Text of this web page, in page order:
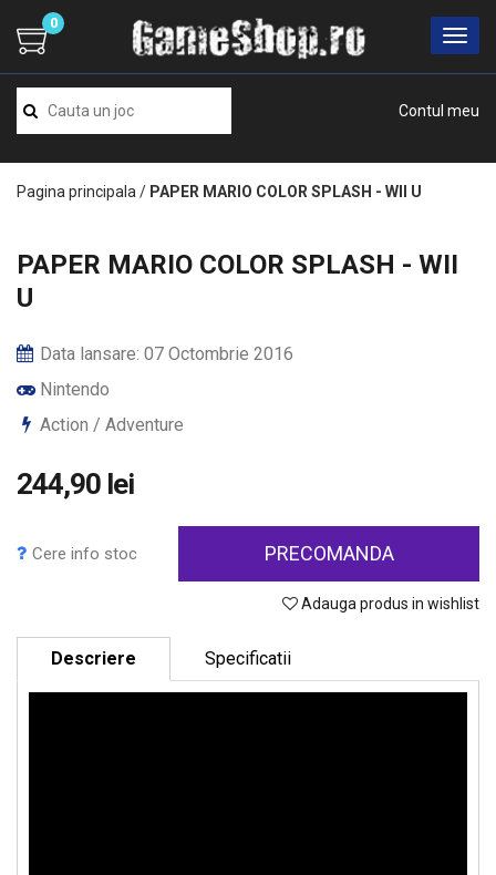
Contul meu
0
Pagina principala / PAPER MARIO COLOR SPLASH - WII U
PAPER MARIO COLOR SPLASH - WII
U
Data lansare: 07 Octombrie 2016
Nintendo
Action / Adventure
244,90 lei
Cere info stoc PRECOMANDA
Adauga produs in wishlist
Descriere Specificatii